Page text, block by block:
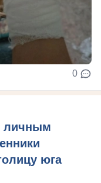
0
личным
юга